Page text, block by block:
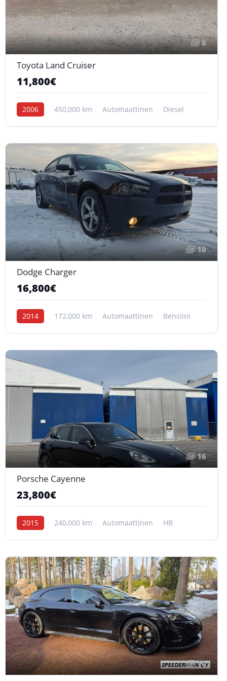
8
Toyota Land Cruiser
11,800€
2006 450,000 km Automaattinen Diesel
10
Dodge Charger
16,800€
2014 172,000 km Automaattinen Bensiini
16
Porsche Cayenne
23,800€
2015 240,000 km Automaattinen HB
10